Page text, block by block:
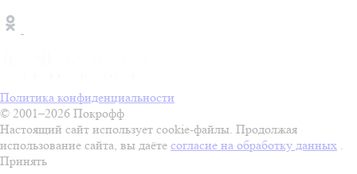
Политика конфиденциальности
© 2001–2026 Покрофф
Настоящий сайт использует cookie-файлы. Продолжая
использование сайта, вы даёте согласие на обработку данных .
Принять